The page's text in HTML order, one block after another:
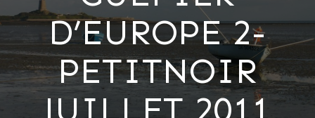
D’EUROPE 2-
PETITNOIR